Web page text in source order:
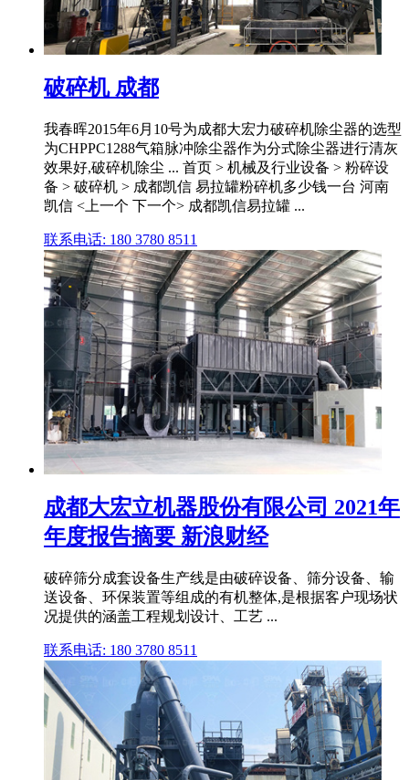
破碎机 成都
我春晖2015年6月10号为成都大宏力破碎机除尘器的选型
为CHPPC1288气箱脉冲除尘器作为分式除尘器进行清灰
效果好,破碎机除尘 ... 首页 > 机械及行业设备 > 粉碎设
备 > 破碎机 > 成都凯信 易拉罐粉碎机多少钱一台 河南
凯信 <上一个 下一个> 成都凯信易拉罐 ...
联系电话: 180 3780 8511
成都大宏立机器股份有限公司 2021年
年度报告摘要 新浪财经
破碎筛分成套设备生产线是由破碎设备、筛分设备、输
送设备、环保装置等组成的有机整体,是根据客户现场状
况提供的涵盖工程规划设计、工艺 ...
联系电话: 180 3780 8511